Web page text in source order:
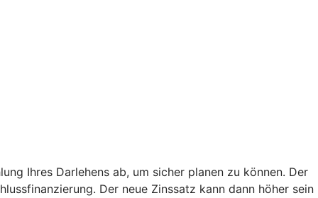
Ihres Darlehens ab, um sicher planen zu können. Der
Der neue Zinssatz kann dann höher sein